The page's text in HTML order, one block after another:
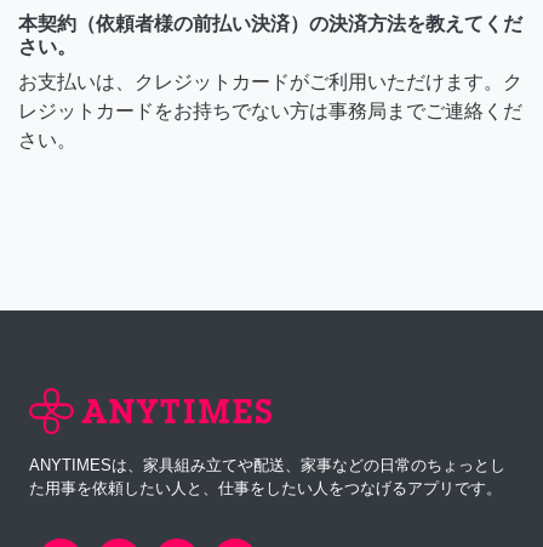
本契約（依頼者様の前払い決済）の決済方法を教えてくだ
さい。
お支払いは、クレジットカードがご利用いただけます。ク
レジットカードをお持ちでない方は事務局までご連絡くだ
さい。
ANYTIMESは、家具組み立てや配送、家事などの日常のちょっとし
た用事を依頼したい人と、仕事をしたい人をつなげるアプリです。